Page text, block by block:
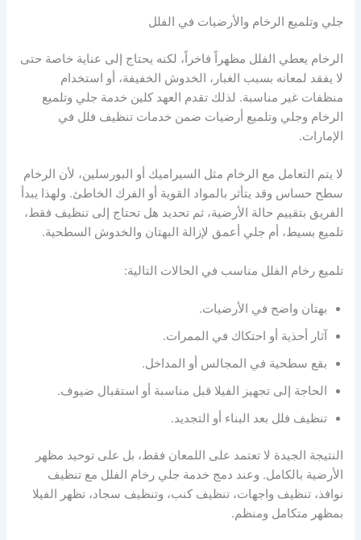
جلي وتلميع الرخام والأرضيات في الفلل
الرخام يعطي الفلل مظهراً فاخراً، لكنه يحتاج إلى عناية خاصة حتى
لا يفقد لمعانه بسبب الغبار، الخدوش الخفيفة، أو استخدام
منظفات غير مناسبة. لذلك تقدم العهد كلين خدمة جلي وتلميع
الرخام وجلي وتلميع أرضيات ضمن خدمات تنظيف فلل في
الإمارات.
لا يتم التعامل مع الرخام مثل السيراميك أو البورسلين، لأن الرخام
سطح حساس وقد يتأثر بالمواد القوية أو الفرك الخاطئ. ولهذا يبدأ
الفريق بتقييم حالة الأرضية، ثم تحديد هل تحتاج إلى تنظيف فقط،
تلميع بسيط، أم جلي أعمق لإزالة البهتان والخدوش السطحية.
تلميع رخام الفلل مناسب في الحالات التالية:
بهتان واضح في الأرضيات.
آثار أحذية أو احتكاك في الممرات.
بقع سطحية في المجالس أو المداخل.
الحاجة إلى تجهيز الفيلا قبل مناسبة أو استقبال ضيوف.
تنظيف فلل بعد البناء أو التجديد.
النتيجة الجيدة لا تعتمد على اللمعان فقط، بل على توحيد مظهر
الأرضية بالكامل. وعند دمج خدمة جلي رخام الفلل مع تنظيف
نوافذ، تنظيف واجهات، تنظيف كنب، وتنظيف سجاد، تظهر الفيلا
بمظهر متكامل ومنظم.